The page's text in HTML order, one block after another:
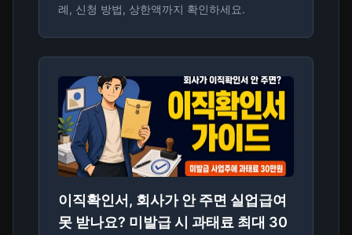
례, 신청 방법, 상한액까지 확인하세요.
이직확인서, 회사가 안 주면 실업급여
못 받나요? 미발급 시 과태료 최대 30